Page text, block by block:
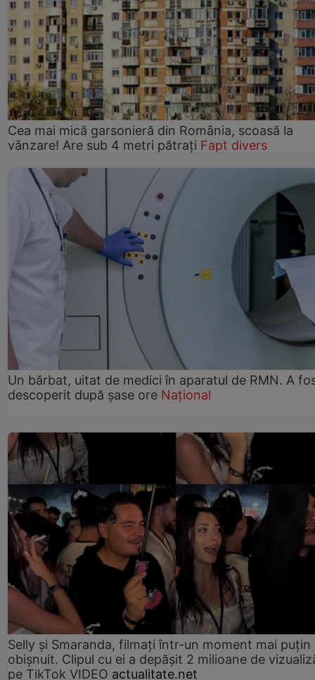
Cea mai mică garsonieră din România, scoasă la
vânzare! Are sub 4 metri pătrați Fapt divers
Un bărbat, uitat de medici în aparatul de RMN. A
descoperit după șase ore Național
Selly și Smaranda, filmați într-un moment mai puțin
obișnuit. Clipul cu ei a depășit 2 milioane de
pe TikTok VIDEO actualitate.net